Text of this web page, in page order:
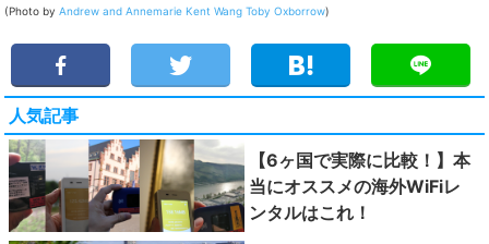
(Photo by Andrew and Annemarie Kent Wang Toby Oxborrow)
人気記事
【6ヶ国で実際に比較！】本
当にオススメの海外WiFiレ
ンタルはこれ！